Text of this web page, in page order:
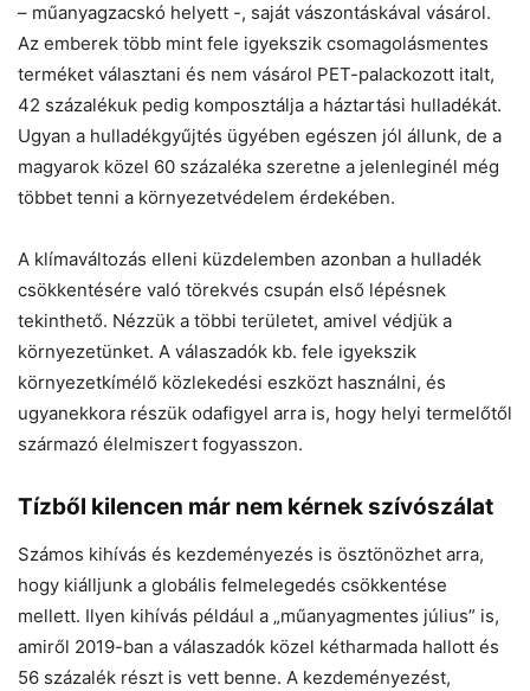
– műanyagzacskó helyett -, saját vászontáskával vásárol.
Az emberek több mint fele igyekszik csomagolásmentes
terméket választani és nem vásárol PET-palackozott italt,
42 százalékuk pedig komposztálja a háztartási hulladékát.
Ugyan a hulladékgyűjtés ügyében egészen jól állunk, de a
magyarok közel 60 százaléka szeretne a jelenleginél még
többet tenni a környezetvédelem érdekében.
A klímaváltozás elleni küzdelemben azonban a hulladék
csökkentésére való törekvés csupán első lépésnek
tekinthető. Nézzük a többi területet, amivel védjük a
környezetünket. A válaszadók kb. fele igyekszik
környezetkímélő közlekedési eszközt használni, és
ugyanekkora részük odafigyel arra is, hogy helyi termelőtől
származó élelmiszert fogyasszon.
Tízből kilencen már nem kérnek szívószálat
Számos kihívás és kezdeményezés is ösztönözhet arra,
hogy kiálljunk a globális felmelegedés csökkentése
mellett. Ilyen kihívás például a „műanyagmentes július” is,
amiről 2019-ban a válaszadók közel kétharmada hallott és
56 százalék részt is vett benne. A kezdeményezést,